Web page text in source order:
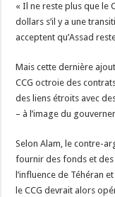
« Il ne reste plus que le
dollars s’il y a une
acceptent qu’Assad
Mais cette dernière
CCG octroie des
des liens étroits avec
– à l’image du
Selon Alam, le contre-
fournir des fonds et
l’influence de Téhéran
le CCG devrait alors